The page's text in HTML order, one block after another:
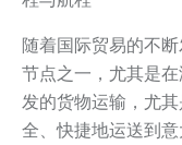
随着国际贸易的不
节点之一，尤其是
发的货物运输，尤
全、快捷地运送到